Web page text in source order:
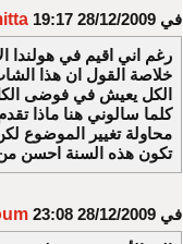
في 28/12/2009 19:17
رغم اني اقيم في هولندا
خلاصة القول ان هذا
الكل يعيش في فوضى
كلما سالوني هنا ماذا
محاولة تغيير الموضوع
تكون هذه السنة احسن من
في 28/12/2009 23:08